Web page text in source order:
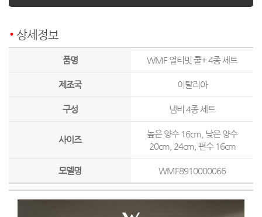
상세정보
품명 WMF 얼티밋 쿨+ 4종 세트
제조국 이탈리아
구성 냄비 4종 세트
사이즈
높은 양수 16cm, 낮은 양수
20cm, 24cm, 편수 16cm
모델명 WMF8910000066